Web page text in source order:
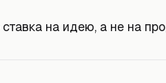
на идею, а не на